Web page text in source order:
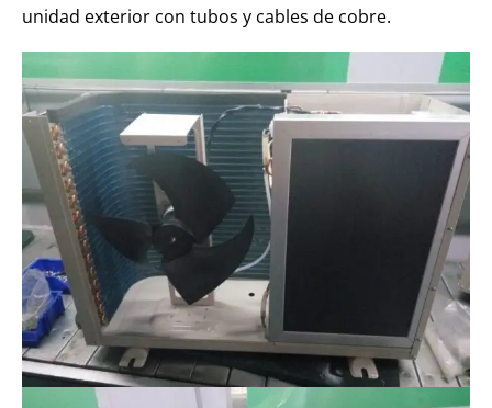
unidad exterior con tubos y cables de cobre.